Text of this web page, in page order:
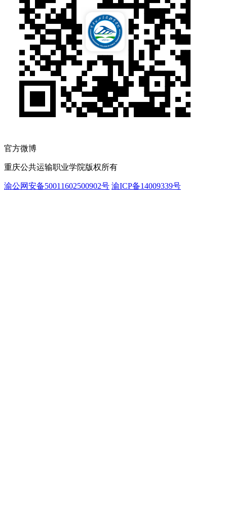
官方微博
重庆公共运输职业学院版权所有
渝公网安备50011602500902号 渝ICP备14009339号